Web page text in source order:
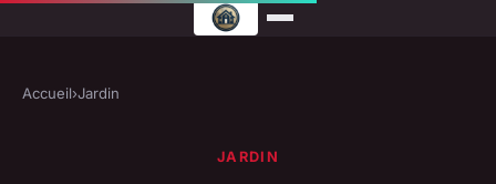
Accueil›Jardin
JARDIN